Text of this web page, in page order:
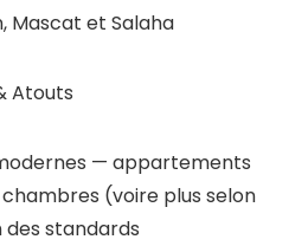
Mascat et Salaha
Atouts
— appartements
(voire plus selon
standards